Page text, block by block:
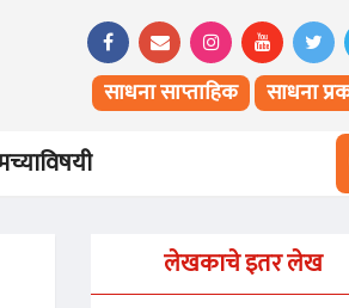
साधना साप्ताहिक साधना
लेखकाचे इतर लेख